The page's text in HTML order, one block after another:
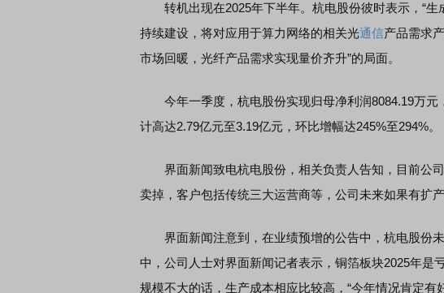
转机出现在2025年下半年。杭电股份彼时表示，“生
持续建设，将对应用于算力网络的相关光通信产品需求
市场回暖，光纤产品需求实现量价齐升”的局面。
今年一季度，杭电股份实现归母净利润8084.19万元
计高达2.79亿元至3.19亿元，环比增幅达245%至294%。
界面新闻致电杭电股份，相关负责人告知，目前公
卖掉，客户包括传统三大运营商等，公司未来如果有扩
界面新闻注意到，在业绩预增的公告中，杭电股份
中，公司人士对界面新闻记者表示，铜箔板块2025年是
规模不大的话，生产成本相应比较高，“今年情况肯定有